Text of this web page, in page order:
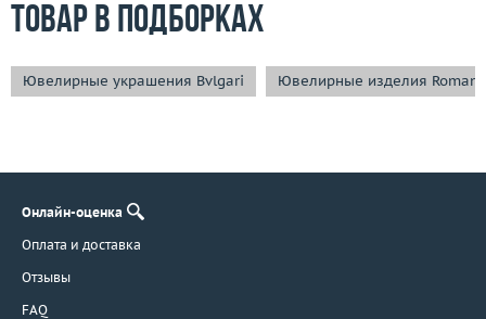
Товар в подборках
Ювелирные украшения Bvlgari Ювелирные изделия
Онлайн-оценка
Оплата и доставка
Отзывы
FAQ